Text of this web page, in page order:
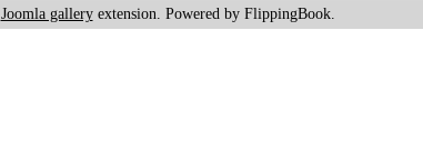
Joomla galleryextension. Powered by FlippingBook.